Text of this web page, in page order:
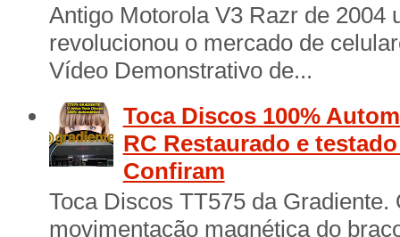
Antigo Motorola V3 Razr de 2004
revolucionou o mercado de
Vídeo Demonstrativo de...
Toca Discos 100%
RC Restaurado e
Confiram
Toca Discos TT575 da
movimentação magnética do